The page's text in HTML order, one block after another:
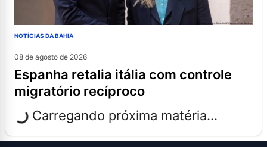
NOTÍCIAS DA BAHIA
08 de agosto de 2026
espanha retalia itália com controle
migratório recíproco
Carregando próxima matéria...